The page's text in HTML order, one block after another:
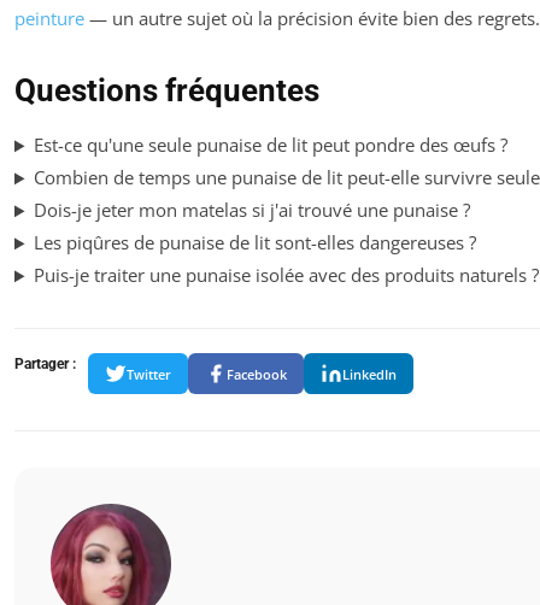
peinture — un autre sujet où la précision évite bien des regrets.
Questions fréquentes
Est-ce qu'une seule punaise de lit peut pondre des œufs ?
Combien de temps une punaise de lit peut-elle survivre
Dois-je jeter mon matelas si j'ai trouvé une punaise ?
Les piqûres de punaise de lit sont-elles dangereuses ?
Puis-je traiter une punaise isolée avec des produits naturels ?
Partager :
Twitter Facebook LinkedIn